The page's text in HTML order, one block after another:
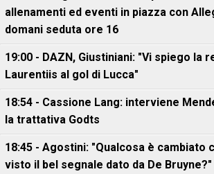
allenamenti ed eventi in piazza con
domani seduta ore 16
19:00 - DAZN, Giustiniani: "Vi spiego la
Laurentiis al gol di Lucca"
18:54 - Cassione Lang: interviene
la trattativa Godts
18:45 - Agostini: "Qualcosa è cambiato
visto il bel segnale dato da De Bruyne?"